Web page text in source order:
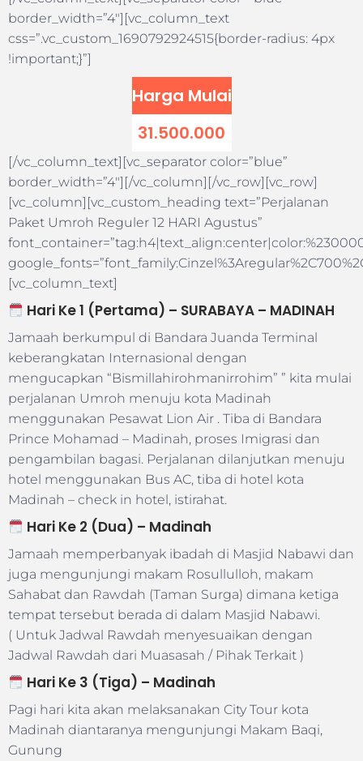
border_width=”4″][vc_column_text
css=”.vc_custom_1690792924515{border-radius: 4px
!important;}”]
Harga Mulai
31.500.000
[/vc_column_text][vc_separator color=”blue”
border_width=”4″][/vc_column][/vc_row][vc_row]
[vc_column][vc_custom_heading text=”Perjalanan
Paket Umroh Reguler 12 HARI Agustus”
[vc_column_text]
Hari Ke 1 (Pertama) – SURABAYA – MADINAH
Jamaah berkumpul di Bandara Juanda Terminal
keberangkatan Internasional dengan
mengucapkan “Bismillahirohmanirrohim” ” kita mulai
perjalanan Umroh menuju kota Madinah
menggunakan Pesawat Lion Air . Tiba di Bandara
Prince Mohamad – Madinah, proses Imigrasi dan
pengambilan bagasi. Perjalanan dilanjutkan menuju
hotel menggunakan Bus AC, tiba di hotel kota
Madinah – check in hotel, istirahat.
Hari Ke 2 (Dua) – Madinah
Jamaah memperbanyak ibadah di Masjid Nabawi dan
juga mengunjungi makam Rosullulloh, makam
Sahabat dan Rawdah (Taman Surga) dimana ketiga
tempat tersebut berada di dalam Masjid Nabawi.
( Untuk Jadwal Rawdah menyesuaikan dengan
Jadwal Rawdah dari Muasasah / Pihak Terkait )
Hari Ke 3 (Tiga) – Madinah
Pagi hari kita akan melaksanakan City Tour kota
Madinah diantaranya mengunjungi Makam Baqi,
Gunung